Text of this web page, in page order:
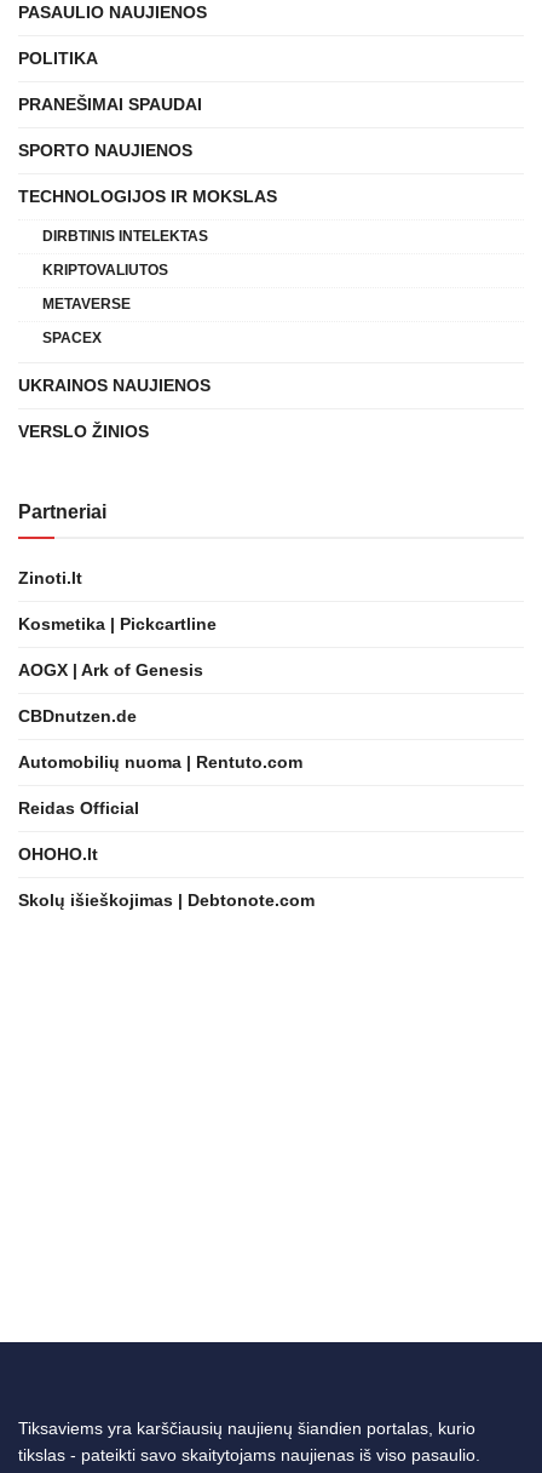
PASAULIO NAUJIENOS
POLITIKA
PRANEŠIMAI SPAUDAI
SPORTO NAUJIENOS
TECHNOLOGIJOS IR MOKSLAS
DIRBTINIS INTELEKTAS
KRIPTOVALIUTOS
METAVERSE
SPACEX
UKRAINOS NAUJIENOS
VERSLO ŽINIOS
Partneriai
Zinoti.lt
Kosmetika | Pickcartline
AOGX | Ark of Genesis
CBDnutzen.de
Automobilių nuoma | Rentuto.com
Reidas Official
OHOHO.lt
Skolų išieškojimas | Debtonote.com
Tiksaviems yra karščiausių naujienų šiandien portalas, kurio
tikslas - pateikti savo skaitytojams naujienas iš viso pasaulio.